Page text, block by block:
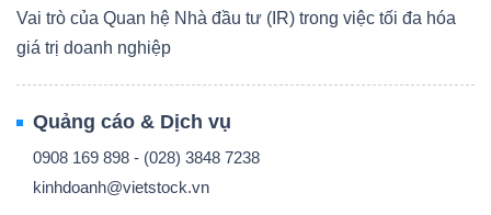
Vai trò của Quan hệ Nhà đầu tư (IR) trong việc tối đa hóa
giá trị doanh nghiệp
Quảng cáo & Dịch vụ
0908 169 898 - (028) 3848 7238
kinhdoanh@vietstock.vn